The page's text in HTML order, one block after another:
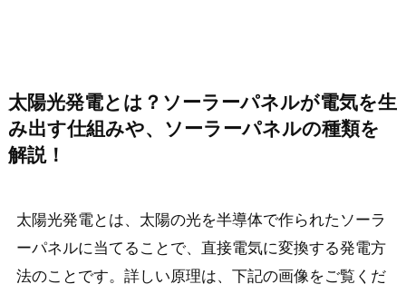
太陽光発電とは？ソーラーパネルが電気を生
み出す仕組みや、ソーラーパネルの種類を
解説！
太陽光発電とは、太陽の光を半導体で作られたソーラ
ーパネルに当てることで、直接電気に変換する発電方
法のことです。詳しい原理は、下記の画像をご覧くだ